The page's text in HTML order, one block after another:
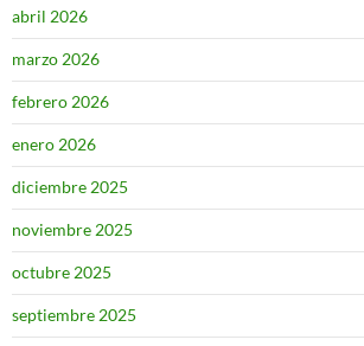
abril 2026
marzo 2026
febrero 2026
enero 2026
diciembre 2025
noviembre 2025
octubre 2025
septiembre 2025